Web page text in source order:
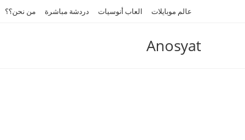
عالم موبايلات العاب أنوسيات دردشة مباشرة من نحن؟؟
Anosyat